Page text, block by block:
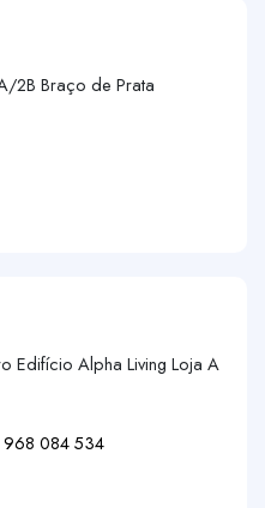
2B Braço de Prata
Edifício Alpha Living Loja A
968 084 534